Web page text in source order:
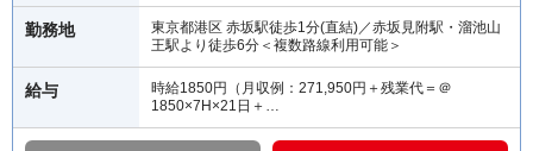
勤務地
東京都港区 赤坂駅徒歩1分(直結)／赤坂見附駅・溜池山
王駅より徒歩6分＜複数路線利用可能＞
給与
時給1850円（月収例：271,950円＋残業代＝＠
1850×7H×21日＋…